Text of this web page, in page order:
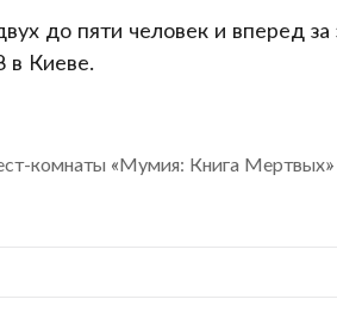
до пяти человек и вперед
в Киеве.
комнаты «Мумия: Книга Мертвых»